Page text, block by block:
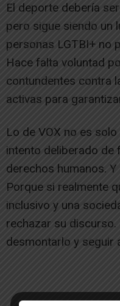
El deporte debería
pero sigue siendo un
personas LGTBI+ no
Hace falta voluntad
contundentes contra
activas para
Lo de VOX no es
intento deliberado de
derechos humanos.
Porque si realmente
inclusivo y una
rechazar su
desmontarlo y seguir